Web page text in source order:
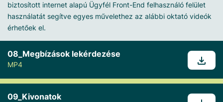
biztosított internet alapú Ügyfél Front-End felhasználó felület
használatát segítve egyes művelethez az alábbi oktató videók
érhetőek el.
08_Megbízások lekérdezése
MP4
09_Kivonatok